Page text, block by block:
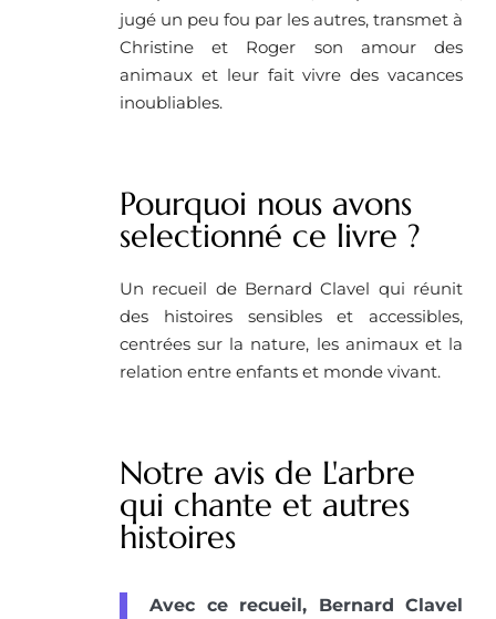
jugé un peu fou par les autres, transmet à
Christine et Roger son amour des
animaux et leur fait vivre des vacances
inoubliables.
Pourquoi nous avons
selectionné ce livre ? ​
Un recueil de Bernard Clavel qui réunit
des histoires sensibles et accessibles,
centrées sur la nature, les animaux et la
relation entre enfants et monde vivant.
Notre avis de L'arbre
qui chante et autres
histoires
Avec ce recueil, Bernard Clavel